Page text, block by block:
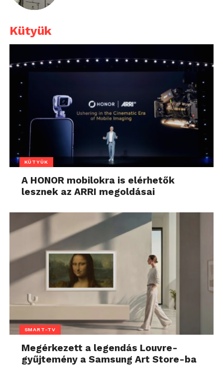
Kütyük
KÜTYÜK
A HONOR mobilokra is elérhetők
lesznek az ARRI megoldásai
SMART-TV
Megérkezett a legendás Louvre-
gyűjtemény a Samsung Art Store-ba